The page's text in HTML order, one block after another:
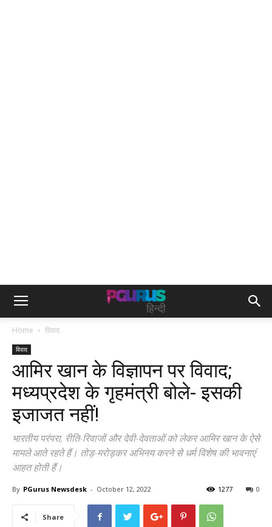
Home विवाद
विवाद
आमिर खान के विज्ञापन पर विवाद;
मध्यप्रदेश के गृहमंत्री बोले- इसकी
इजाजत नहीं!
भारतीय परंपरा, रीति-रिवाजों और देवी-देवताओं को लेकर आमिर खान के ऐसे
मामले आते रहते हैं। तोड़-मरोड़कर अभिनय करने से धर्म विशेष की भावनाएं
आहत होती हैं।
By PGurus Newsdesk - October 12, 2022 0
1277
Share